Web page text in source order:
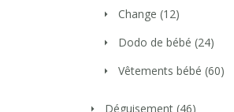
Change (12)
Dodo de bébé (24)
Vêtements bébé (60)
Déguisement (46)